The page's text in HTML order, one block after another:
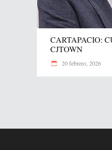
CARTAPACIO:
CJTOWN
20 febrero, 2026